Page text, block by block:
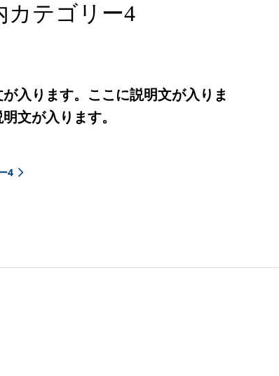
カテゴリー4
入ります。ここに説明文が入りま
文が入ります。
4